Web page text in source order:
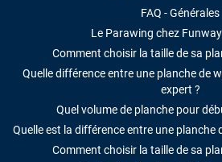
FAQ - Générales
Le Parawing chez
Comment choisir la taille de sa
Quelle différence entre une planche de
expert ?
Quel volume de planche pour
Quelle est la différence entre une planche
Comment choisir la taille de sa